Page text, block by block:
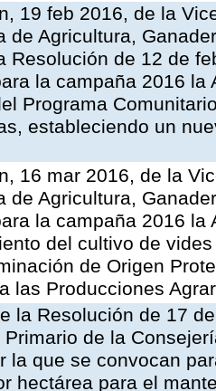
19 feb 2016, de la
de Agricultura,
Resolución de 12 de
la campaña 2016
Programa
estableciendo un
16 mar 2016, de la
de Agricultura,
la campaña 2016 la
del cultivo de
de Origen
las Producciones
la Resolución de 17
de la
la que se convocan
hectárea para el